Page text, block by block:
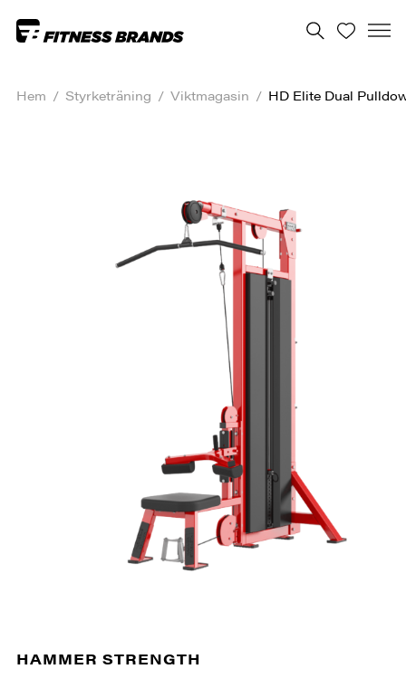
Hem / Styrketräning / Viktmagasin / HD Elite Dual
HAMMER STRENGTH